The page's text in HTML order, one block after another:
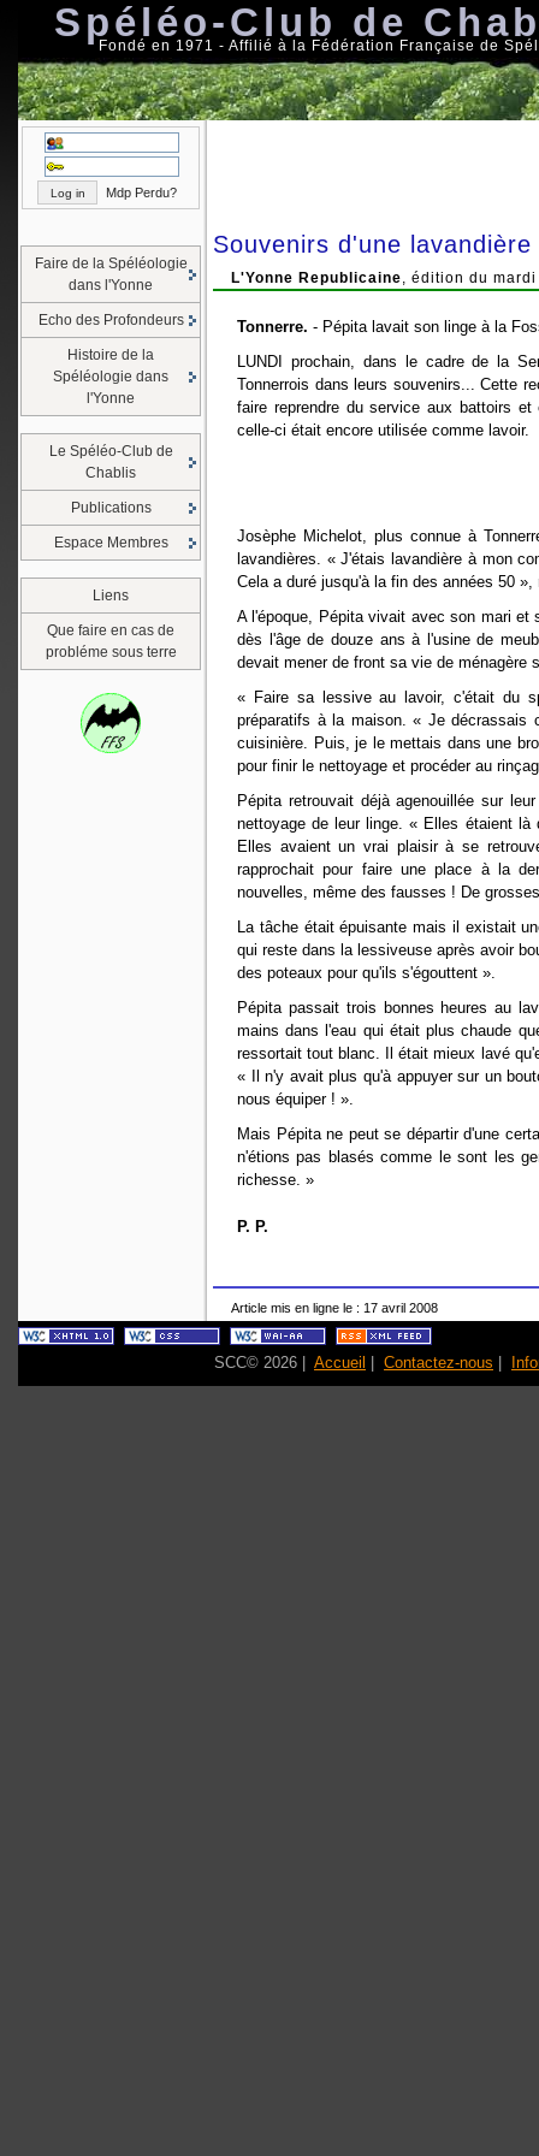
Spéléo-Club de
Fondé en 1971 - Affilié à la Fédération Française de
Mdp Perdu?
Faire de la Spéléologie
dans l'Yonne
Echo des Profondeurs
Histoire de la
Spéléologie dans
l'Yonne
Le Spéléo-Club de
Chablis
Publications
Espace Membres
Liens
Que faire en cas de
probléme sous terre
Souvenirs d'une lavandière
L'Yonne Republicaine, édition du
Tonnerre. - Pépita lavait son linge à la
LUNDI prochain, dans le cadre de la
Tonnerrois dans leurs souvenirs... Cette
faire reprendre du service aux battoirs
celle-ci était encore utilisée comme lavoir.
Josèphe Michelot, plus connue à
lavandières. « J'étais lavandière à mon
Cela a duré jusqu'à la fin des années 50
A l'époque, Pépita vivait avec son mari
dès l'âge de douze ans à l'usine de
devait mener de front sa vie de ménagère
« Faire sa lessive au lavoir, c'était du
préparatifs à la maison. « Je
cuisinière. Puis, je le mettais dans une
pour finir le nettoyage et procéder au
Pépita retrouvait déjà agenouillée sur
nettoyage de leur linge. « Elles étaient
Elles avaient un vrai plaisir à se
rapprochait pour faire une place à la
nouvelles, même des fausses ! De
La tâche était épuisante mais il existait
qui reste dans la lessiveuse après avoir
des poteaux pour qu'ils s'égouttent ».
Pépita passait trois bonnes heures au
mains dans l'eau qui était plus chaude
ressortait tout blanc. Il était mieux lavé
« Il n'y avait plus qu'à appuyer sur un
nous équiper ! ».
Mais Pépita ne peut se départir d'une
n'étions pas blasés comme le sont les
richesse. »
P. P.
Article mis en ligne le : 17 avril 2008
SCC© 2026 | Accueil Contactez-nous